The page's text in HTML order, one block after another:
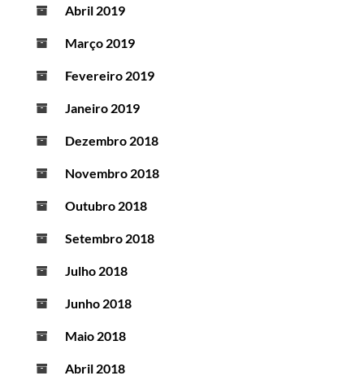
Abril 2019
Março 2019
Fevereiro 2019
Janeiro 2019
Dezembro 2018
Novembro 2018
Outubro 2018
Setembro 2018
Julho 2018
Junho 2018
Maio 2018
Abril 2018